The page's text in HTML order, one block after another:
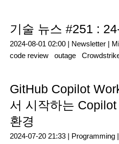
기술 뉴스 #251 :
2024-08-01 02:00 | Newsletter |
code review
outage
GitHub Copilot
서 시작하는
환경
2024-07-20 21:33 | Programming |